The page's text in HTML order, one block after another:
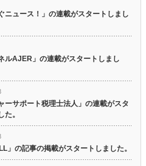
ニュース！」の連載がスタートしまし
ルAJER」の連載がスタートしまし
ーサポート税理士法人」の連載がスタ
た。
」の記事の掲載がスタートしました。